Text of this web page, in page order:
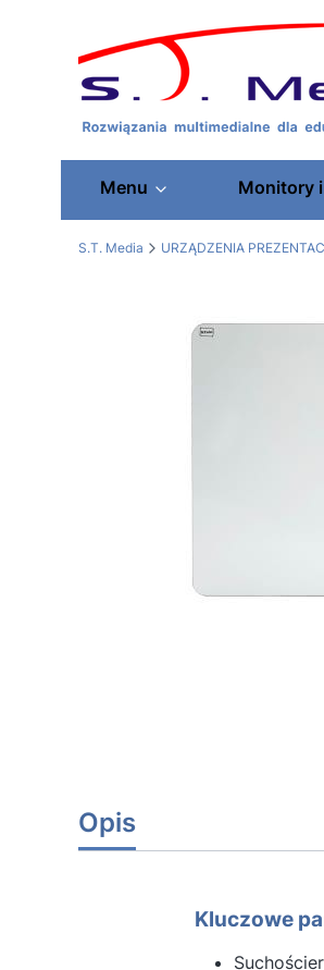
Menu Monitory
S.T. Media URZĄDZENIA
Opis
Kluczowe